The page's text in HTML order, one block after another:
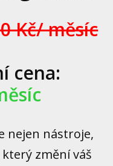
Kč/ měsíc
cena:
nejen nástroje,
změní váš